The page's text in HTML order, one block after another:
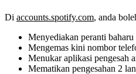
Di accounts.spotify.com, anda
Menyediakan peranti baharu
Mengemas kini nombor
Menukar aplikasi pengesah
Mematikan pengesahan 2